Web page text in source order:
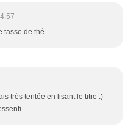
tasse de thé
très tentée en lisant le titre :)